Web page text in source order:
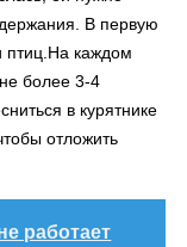
В первую
птиц.На каждом
более 3-4
в курятнике
отложить
работает